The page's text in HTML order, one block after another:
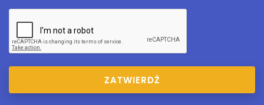
ZATWIERDŹ